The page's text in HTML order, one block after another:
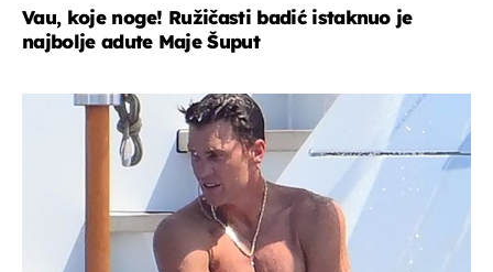
Vau, koje noge! Ružičasti badić istaknuo je
najbolje adute Maje Šuput